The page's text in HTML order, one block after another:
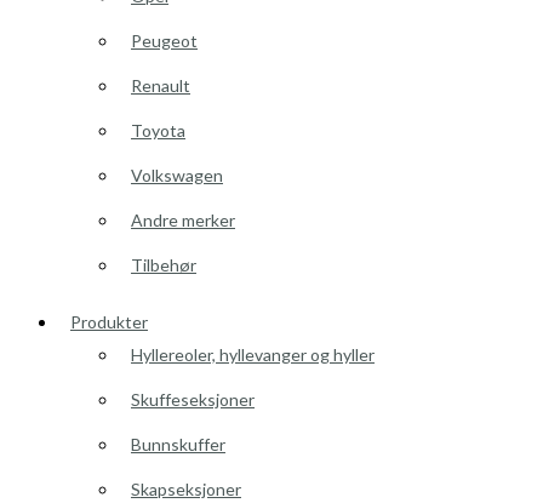
Peugeot
Renault
Toyota
Volkswagen
Andre merker
Tilbehør
Produkter
Hyllereoler, hyllevanger og hyller
Skuffeseksjoner
Bunnskuffer
Skapseksjoner